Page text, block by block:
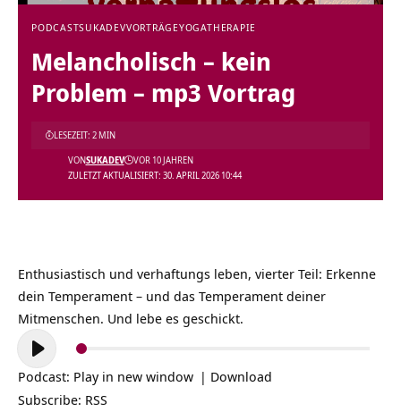
PODCASTSUKADEVVORTRÄGEYOGATHERAPIE
Melancholisch – kein
Problem – mp3 Vortrag
ZULETZT AKTUALISIERT: 30. APRIL 2026 10:44
VONSUKADEV VOR 10 JAHREN
LESEZEIT: 2 MIN
Enthusiastisch und verhaftungs leben, vierter Teil: Erkenne
dein Temperament – und das Temperament deiner
Mitmenschen. Und lebe es geschickt.
Audio-
Player
Podcast: Play in new window | Download
Subscribe: RSS